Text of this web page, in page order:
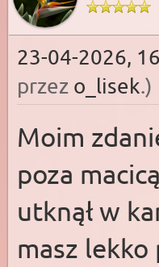
23-04-2026,
przez o_lisek.)
Moim
poza
utknął w
masz lekko